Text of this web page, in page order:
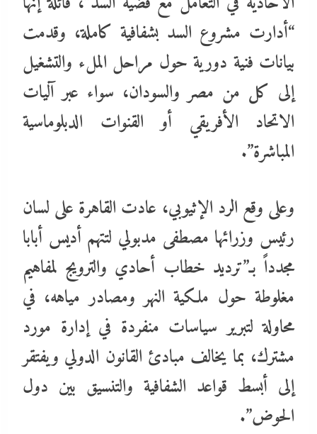
“أدارت مشروع السد بشفافية كاملة، وقدمت
بيانات فنية دورية حول مراحل الملء والتشغيل
إلى كل من مصر والسودان، سواء عبر آليات
الاتحاد الأفريقي أو القنوات الدبلوماسية
المباشرة”.
وعلى وقع الرد الإثيوبي، عادت القاهرة على لسان
رئيس وزرائها مصطفى مدبولي لتتهم أديس أبابا
مجدداً بـ”ترديد خطاب أحادي والترويج لمفاهيم
مغلوطة حول ملكية النهر ومصادر مياهه، في
محاولة لتبرير سياسات منفردة في إدارة مورد
مشترك، بما يخالف مبادئ القانون الدولي ويفتقر
إلى أبسط قواعد الشفافية والتنسيق بين دول
الحوض”.